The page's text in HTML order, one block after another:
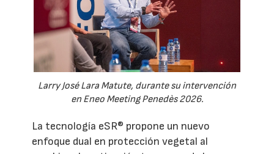
Larry José Lara Matute, durante su intervención
en Eneo Meeting Penedès 2026.
La tecnología eSR® propone un nuevo
enfoque dual en protección vegetal al